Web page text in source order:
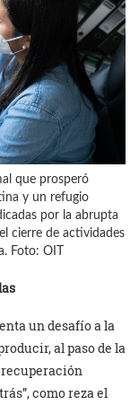
que prosperó
y un refugio
por la abrupta
cierre de actividades
Foto: OIT
un desafío a la
al paso de la
recuperación
como reza el